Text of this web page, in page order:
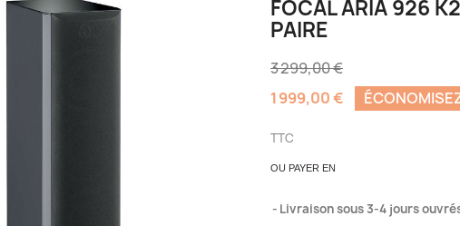
FOCAL ARIA 926
PAIRE
3 299,00 €
1 999,00 €
TTC
OU PAYER EN
Livraison sous 3-4 jours